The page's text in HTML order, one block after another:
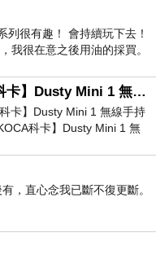
很有趣！ 會持續玩下去！
我很在意之後用油的採買。
愛
開箱｜【KOCA科卡】Dusty Mini 1 無線手持吸塵器
卡】Dusty Mini 1 無線手持
科卡】Dusty Mini 1 無
吸、能吹兼具兩
，直心念我已斷不復更斷。